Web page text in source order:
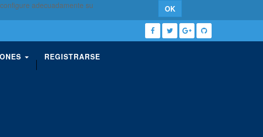
adecuadamente su
OK
REGISTRARSE